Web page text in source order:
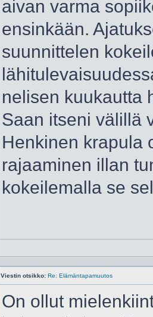
aivan varma
ensinkään.
suunnittelen
nelisen kuukautta
Saan itseni välillä
Henkinen krapula
rajaaminen illan
kokeilemalla se
Profiili
Viestin otsikko: Re: Elämäntapamuutos
On ollut